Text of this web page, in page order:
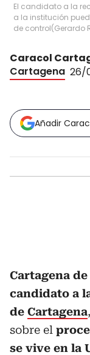
El candidato a la
a la institución
de control(Gerardo
Caracol
Cartagena 26/
Añadir
Cartagena
candidato a
de Cartagena
sobre el
se vive en la